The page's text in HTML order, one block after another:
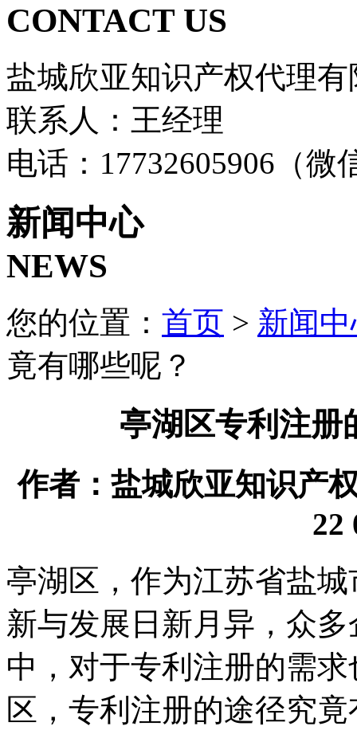
CONTACT US
盐城欣亚知识产权代理有
联系人：王经理
电话：17732605906（微
新闻中心
NEWS
您的位置： 首页 > 新闻
竟有哪些呢？
亭湖区专利注册
作者：盐城欣亚知识产
22
亭湖区，作为江苏省盐
新与发展日新月异，众
中，对于专利注册的需
区，专利注册的途径究